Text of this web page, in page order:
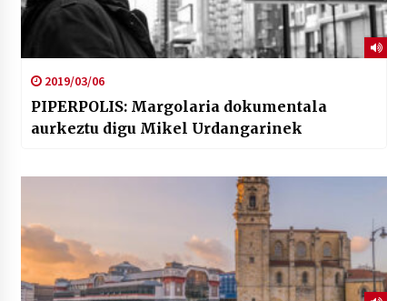
2019/03/06
PIPERPOLIS: Margolaria dokumentala
aurkeztu digu Mikel Urdangarinek